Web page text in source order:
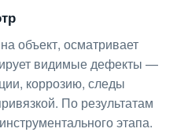
объект, осматривает
видимые дефекты —
коррозию, следы
По результатам
этапа.